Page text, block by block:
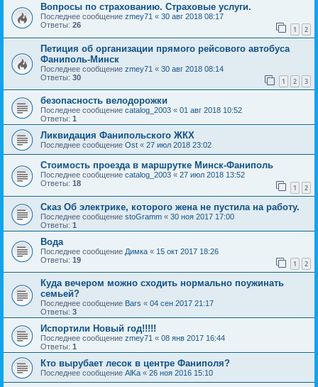
Вопросы по страхованию. Страховые услуги.
Последнее сообщение zmey71 « 30 авг 2018 08:17
Ответы: 26 1 2
Петиция об организации прямого рейсового автобуса
Фаниполь-Минск
Последнее сообщение zmey71 « 30 авг 2018 08:14
Ответы: 30 1 2 3
безопасность велодорожки
Последнее сообщение catalog_2003 « 01 авг 2018 10:52
Ответы: 1
Ликвидация Фанипольского ЖКХ
Последнее сообщение Ost « 27 июл 2018 23:02
Стоимость проезда в маршрутке Минск-Фаниполь
Последнее сообщение catalog_2003 « 27 июл 2018 13:52
Ответы: 18 1 2
Сказ Об электрике, которого жена не пустила на работу.
Последнее сообщение stoGramm « 30 ноя 2017 17:00
Ответы: 1
Вода
Последнее сообщение Димка « 15 окт 2017 18:26
Ответы: 19 1 2
Куда вечером можно сходить нормально поужинать
семьей?
Последнее сообщение Bars « 04 сен 2017 21:17
Ответы: 3
Испортили Новый год!!!!!
Последнее сообщение zmey71 « 08 янв 2017 16:44
Ответы: 1
Кто вырубает лесок в центре Фаниполя?
Последнее сообщение AlKa « 26 ноя 2016 15:10